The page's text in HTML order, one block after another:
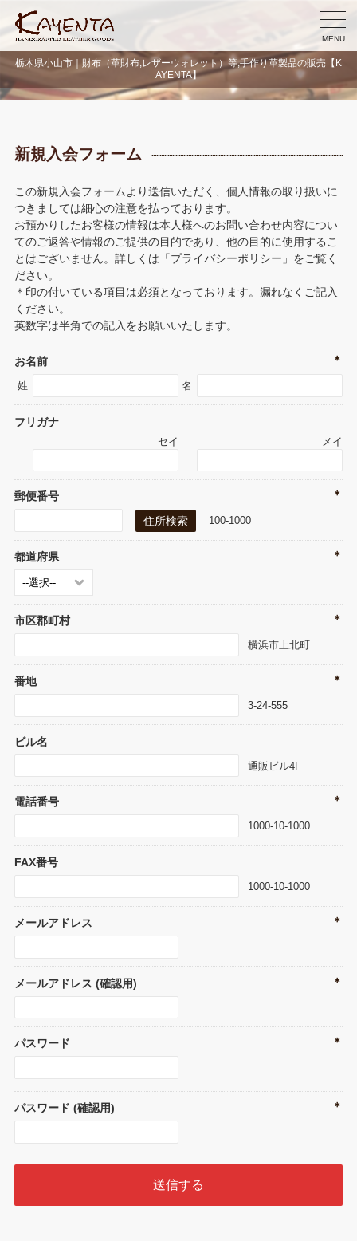
MENU
栃木県小山市｜財布（革財布,レザーウォレット）等,手作り革製品の販売【K
AYENTA】
新規入会フォーム
この新規入会フォームより送信いただく、個人情報の取り扱いに
つきましては細心の注意を払っております。
お預かりしたお客様の情報は本人様へのお問い合わせ内容につい
てのご返答や情報のご提供の目的であり、他の目的に使用するこ
とはございません。詳しくは「プライバシーポリシー」をご覧く
ださい。
＊印の付いている項目は必須となっております。漏れなくご記入
ください。
英数字は半角での記入をお願いいたします。
＊
お名前
姓 名
フリガナ
セイ メイ
＊
郵便番号
100-1000
＊
都道府県
＊
市区郡町村
横浜市上北町
＊
番地
3-24-555
ビル名
通販ビル4F
＊
電話番号
1000-10-1000
FAX番号
1000-10-1000
＊
メールアドレス
＊
メールアドレス (確認用)
＊
パスワード
＊
パスワード (確認用)